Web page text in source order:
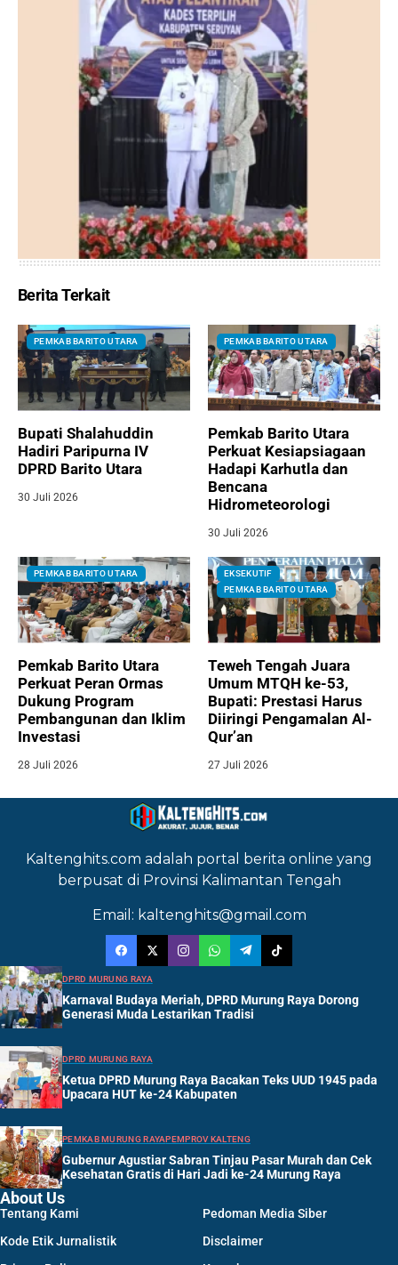
Berita Terkait
PEMKAB BARITO UTARA
Bupati Shalahuddin
Hadiri Paripurna IV
DPRD Barito Utara
30 Juli 2026
PEMKAB BARITO UTARA
Pemkab Barito Utara
Perkuat Kesiapsiagaan
Hadapi Karhutla dan
Bencana
Hidrometeorologi
30 Juli 2026
PEMKAB BARITO UTARA
Pemkab Barito Utara
Perkuat Peran Ormas
Dukung Program
Pembangunan dan Iklim
Investasi
28 Juli 2026
EKSEKUTIF
PEMKAB BARITO UTARA
Teweh Tengah Juara
Umum MTQH ke-53,
Bupati: Prestasi Harus
Diiringi Pengamalan Al-
Qur’an
27 Juli 2026
Kaltenghits.com adalah portal berita online yang
berpusat di Provinsi Kalimantan Tengah
Email: kaltenghits@gmail.com
DPRD MURUNG RAYA
Karnaval Budaya Meriah, DPRD Murung Raya Dorong
Generasi Muda Lestarikan Tradisi
DPRD MURUNG RAYA
Ketua DPRD Murung Raya Bacakan Teks UUD 1945 pada
Upacara HUT ke-24 Kabupaten
PEMKAB MURUNG RAYAPEMPROV KALTENG
Gubernur Agustiar Sabran Tinjau Pasar Murah dan Cek
Kesehatan Gratis di Hari Jadi ke-24 Murung Raya
About Us
Tentang Kami
Pedoman Media Siber
Kode Etik Jurnalistik
Disclaimer